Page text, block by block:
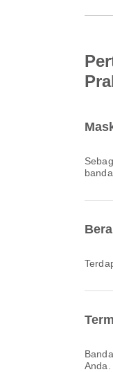
Bandara Kopenhagen menawarkan Kursi roda, Penyewaan Mobil, Layanan Perbankan/ATM dan berbagai fasilitas lainnya untuk meningkatkan pengalaman perjalanan